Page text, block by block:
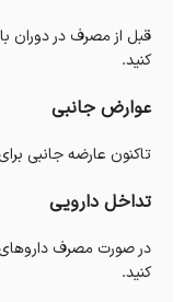
قبل از مصرف در دوران
کنید.
عوارض جانبی
تاکنون عارضه جانبی
تداخل دارویی
در صورت مصرف
کنید.